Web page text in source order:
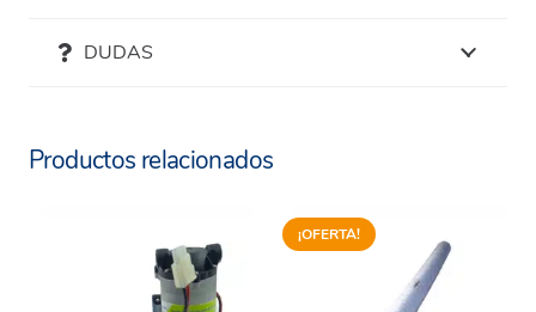
DUDAS
Productos relacionados
¡OFERTA!